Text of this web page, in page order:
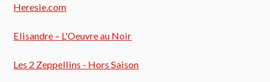
Heresie.com
Elisandre – L'Oeuvre au Noir
Les 2 Zeppellins - Hors Saison